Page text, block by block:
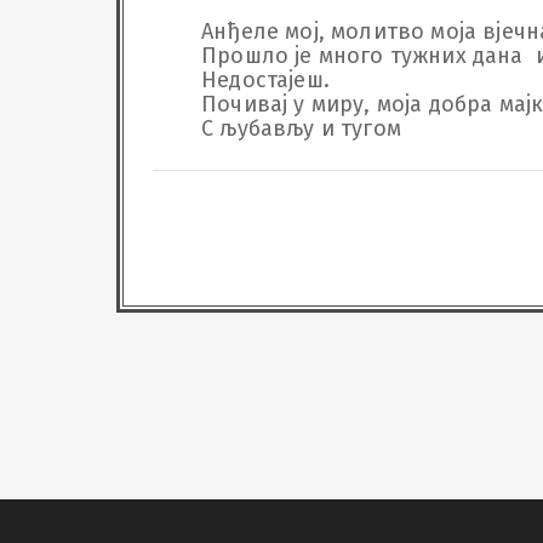
Анђеле мој, молитво моја
Прошло је много тужних дана
Недостајеш.
Почивај у миру, моја добра
С љубављу и тугом